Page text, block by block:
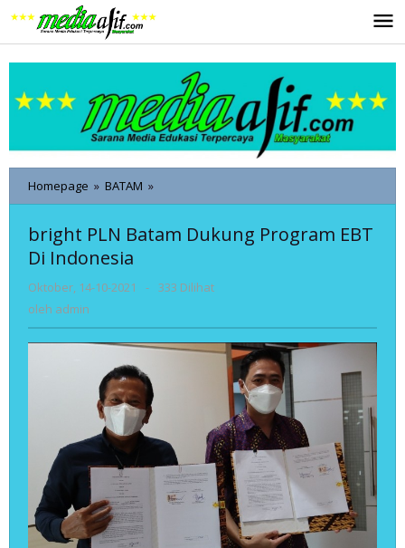
ke
konten
Homepage » BATAM »
PLN
Dukung
Di
bright PLN Batam Dukung Program EBT
Di Indonesia
Oktober, 14-10-2021
oleh
- 333 Dilihat
oleh admin